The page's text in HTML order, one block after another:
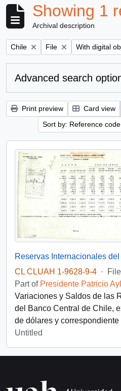
Showing 1
Archival description
Remove filter:
Chile Remove filter:
File Remove filter:
With digital
Advanced search
Print preview Card view
Sort by: Reference code
CL CLUAH 1-9628-9-4 · File
Part of Presidente Patricio
Variaciones y Saldos de las
del Banco Central de Chile,
de dólares y correspondiente
Untitled